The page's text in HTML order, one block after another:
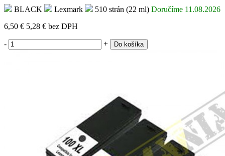
BLACK Lexmark 510 strán (22 ml) Doručíme 11.08.2026
6,50 € 5,28 € bez DPH
- + Do košíka